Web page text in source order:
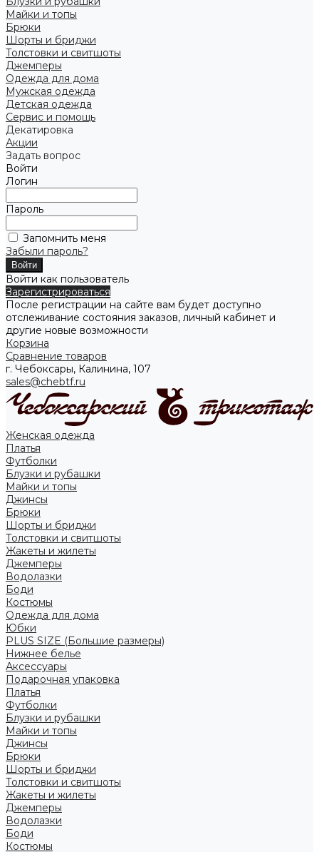
Майки и топы
Брюки
Шорты и бриджи
Толстовки и свитшоты
Джемперы
Одежда для дома
Мужская одежда
Детская одежда
Сервис и помощь
Декатировка
Акции
Задать вопрос
Войти
Логин
Пароль
Запомнить меня
Забыли пароль?
Войти как пользователь
Зарегистрироваться
После регистрации на сайте вам будет доступно
отслеживание состояния заказов, личный кабинет и
другие новые возможности
Корзина
Сравнение товаров
г. Чебоксары, Калинина, 107
sales@chebtf.ru
Женская одежда
Платья
Футболки
Блузки и рубашки
Майки и топы
Джинсы
Брюки
Шорты и бриджи
Толстовки и свитшоты
Жакеты и жилеты
Джемперы
Водолазки
Боди
Костюмы
Одежда для дома
Юбки
PLUS SIZE (Большие размеры)
Нижнее белье
Аксессуары
Подарочная упаковка
Платья
Футболки
Блузки и рубашки
Майки и топы
Джинсы
Брюки
Шорты и бриджи
Толстовки и свитшоты
Жакеты и жилеты
Джемперы
Водолазки
Боди
Костюмы